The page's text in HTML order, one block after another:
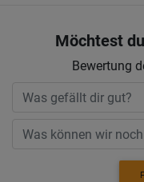
Möchtest
Bewertung